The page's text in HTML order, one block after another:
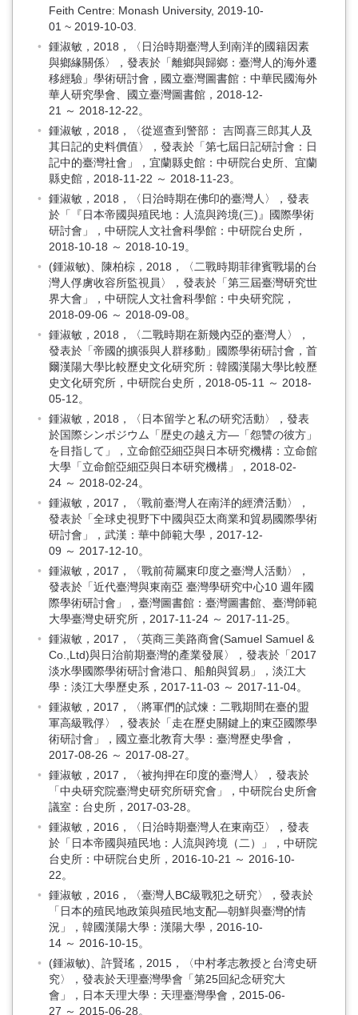
Feith Centre: Monash University, 2019-10-
01 ~ 2019-10-03.
鍾淑敏，2018，〈日治時期臺灣人到南洋的國籍因素
與鄉緣關係〉，發表於「離鄉與歸鄉：臺灣人的海外遷
移經驗」學術研討會，國立臺灣圖書館：中華民國海外
華人研究學會、國立臺灣圖書館，2018-12-
21 ～ 2018-12-22。
鍾淑敏，2018，〈從巡查到警部： 吉岡喜三郎其人及
其日記的史料價值〉，發表於「第七屆日記研討會：日
記中的臺灣社會」，宜蘭縣史館：中研院台史所、宜蘭
縣史館，2018-11-22 ～ 2018-11-23。
鍾淑敏，2018，〈日治時期在佛印的臺灣人〉，發表
於「『日本帝國與殖民地：人流與跨境(三)』國際學術
研討會」，中研院人文社會科學館：中研院台史所，
2018-10-18 ～ 2018-10-19。
(鍾淑敏)、陳柏棕，2018，〈二戰時期菲律賓戰場的台
灣人俘虜收容所監視員〉，發表於「第三屆臺灣研究世
界大會」，中研院人文社會科學館：中央研究院，
2018-09-06 ～ 2018-09-08。
鍾淑敏，2018，〈二戰時期在新幾內亞的臺灣人〉，
發表於「帝國的擴張與人群移動」國際學術研討會，首
爾漢陽大學比較歷史文化研究所：韓國漢陽大學比較歷
史文化研究所，中研院台史所，2018-05-11 ～ 2018-
05-12。
鍾淑敏，2018，〈日本留学と私の研究活動〉，發表
於国際シンポジウム「歴史の越え方—「怨讐の彼方」
を目指して」，立命館亞細亞與日本研究機構：立命館
大學「立命館亞細亞與日本研究機構」，2018-02-
24 ～ 2018-02-24。
鍾淑敏，2017，〈戰前臺灣人在南洋的經濟活動〉，
發表於「全球史視野下中國與亞太商業和貿易國際學術
研討會」，武漢：華中師範大學，2017-12-
09 ～ 2017-12-10。
鍾淑敏，2017，〈戰前荷屬東印度之臺灣人活動〉，
發表於「近代臺灣與東南亞 臺灣學研究中心10 週年國
際學術研討會」，臺灣圖書館：臺灣圖書館、臺灣師範
大學臺灣史研究所，2017-11-24 ～ 2017-11-25。
鍾淑敏，2017，〈英商三美路商會(Samuel Samuel &
Co.,Ltd)與日治前期臺灣的產業發展〉，發表於「2017
淡水學國際學術研討會港口、船舶與貿易」，淡江大
學：淡江大學歷史系，2017-11-03 ～ 2017-11-04。
鍾淑敏，2017，〈將軍們的試煉：二戰期間在臺的盟
軍高級戰俘〉，發表於「走在歷史關鍵上的東亞國際學
術研討會」，國立臺北教育大學：臺灣歷史學會，
2017-08-26 ～ 2017-08-27。
鍾淑敏，2017，〈被拘押在印度的臺灣人〉，發表於
「中央研究院臺灣史研究所研究會」，中研院台史所會
議室：台史所，2017-03-28。
鍾淑敏，2016，〈日治時期臺灣人在東南亞〉，發表
於「日本帝國與殖民地：人流與跨境（二）」，中研院
台史所：中研院台史所，2016-10-21 ～ 2016-10-
22。
鍾淑敏，2016，〈臺灣人BC級戰犯之研究〉，發表於
「日本的殖民地政策與殖民地支配—朝鮮與臺灣的情
況」，韓國漢陽大學：漢陽大學，2016-10-
14 ～ 2016-10-15。
(鍾淑敏)、許賢瑤，2015，〈中村孝志教授と台湾史研
究〉，發表於天理臺灣學會「第25回紀念研究大
會」，日本天理大學：天理臺灣學會，2015-06-
27 ～ 2015-06-28。